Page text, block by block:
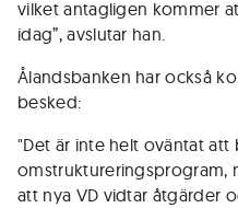
vilket antagligen kommer
idag”, avslutar han.
Ålandsbanken har också
besked:
"Det är inte helt oväntat
omstruktureringsprogram,
att nya VD vidtar åtgärder